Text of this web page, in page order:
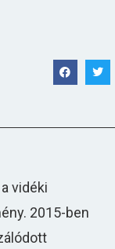
vidéki
2015-ben